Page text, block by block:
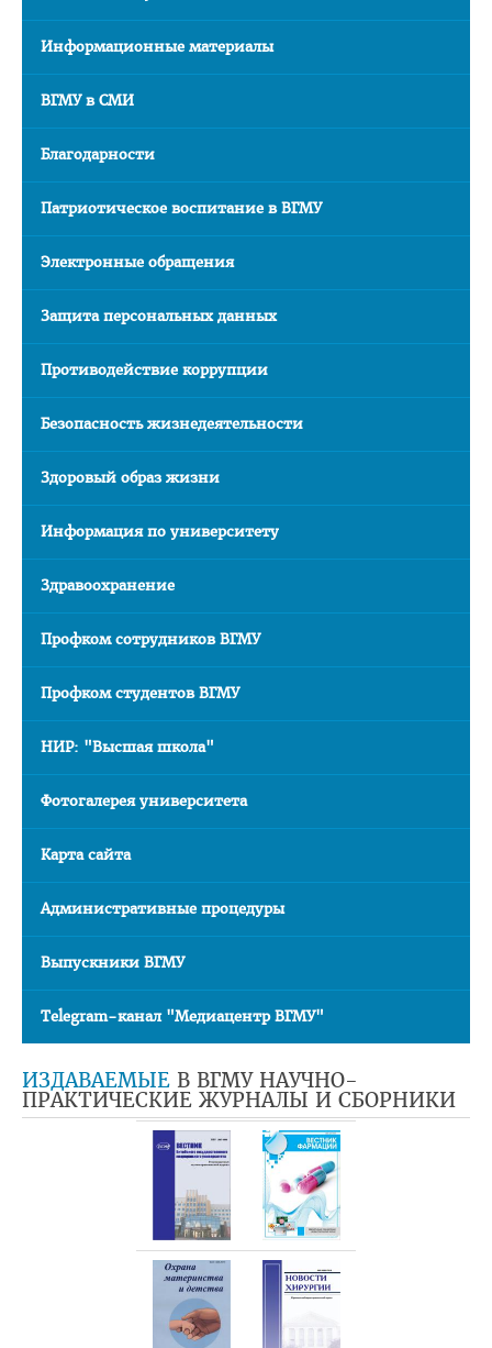
Последипломная подготовка
Клиническая ординатура
Стоимость обучения
Подача документов
Официальные представители
Отзывы выпускников
Воспитательная работа
Документы
Информационно - консультационный пункт
Проморолики о ВГМУ
Правила пребывания иностранных граждан на территории
РБ
Информационные материалы
ВГМУ в СМИ
Благодарности
Патриотическое воспитание в ВГМУ
Электронные обращения
Защита персональных данных
Противодействие коррупции
Безопасность жизнедеятельности
Здоровый образ жизни
Информация по университету
Здравоохранение
Профком сотрудников ВГМУ
Профком студентов ВГМУ
НИР: "Высшая школа"
Фотогалерея университета
Карта сайта
Административные процедуры
Выпускники ВГМУ
Telegram-канал "Медиацентр ВГМУ"
ИЗДАВАЕМЫЕ В ВГМУ НАУЧНО-
ПРАКТИЧЕСКИЕ ЖУРНАЛЫ И СБОРНИКИ